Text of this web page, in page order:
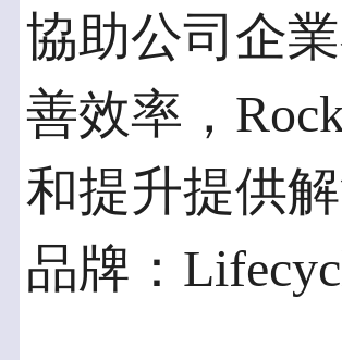
協助公司企
善效率，
和提升提供
品牌：